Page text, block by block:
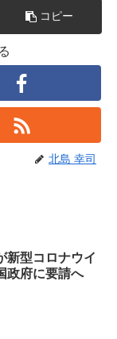
コピー
北島 幸司
新型コロナウイ
政府に要請へ